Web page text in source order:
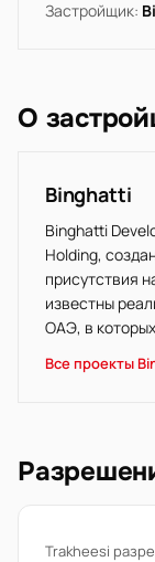
Застройщик:
О
Binghatti
Binghatti
Holding,
присутствия
известны
ОАЭ, в
Все проекты
Trakheesi